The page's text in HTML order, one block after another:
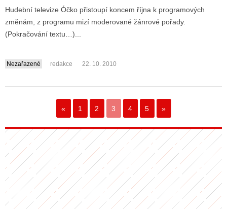
Hudební televize Óčko přistoupí koncem října k programových
změnám, z programu mizí moderované žánrové pořady.
(Pokračování textu…)...
Nezařazené redakce 22. 10. 2010
« 1 2 3 4 5 »